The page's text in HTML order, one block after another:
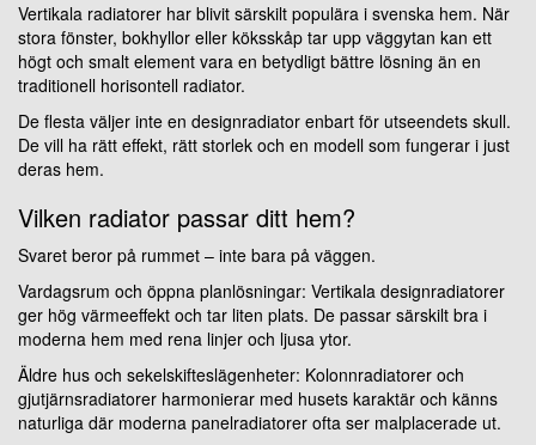
Vertikala radiatorer har blivit särskilt populära i svenska hem. När
stora fönster, bokhyllor eller köksskåp tar upp väggytan kan ett
högt och smalt element vara en betydligt bättre lösning än en
traditionell horisontell radiator.
De flesta väljer inte en designradiator enbart för utseendets skull.
De vill ha rätt effekt, rätt storlek och en modell som fungerar i just
deras hem.
Vilken radiator passar ditt hem?
Svaret beror på rummet – inte bara på väggen.
Vardagsrum och öppna planlösningar: Vertikala designradiatorer
ger hög värmeeffekt och tar liten plats. De passar särskilt bra i
moderna hem med rena linjer och ljusa ytor.
Äldre hus och sekelskifteslägenheter: Kolonnradiatorer och
gjutjärnsradiatorer harmonierar med husets karaktär och känns
naturliga där moderna panelradiatorer ofta ser malplacerade ut.